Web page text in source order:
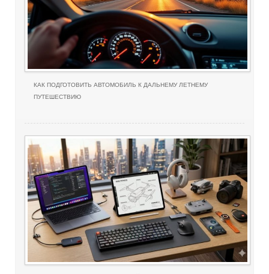
КАК ПОДГОТОВИТЬ АВТОМОБИЛЬ К ДАЛЬНЕМУ ЛЕТНЕМУ
ПУТЕШЕСТВИЮ